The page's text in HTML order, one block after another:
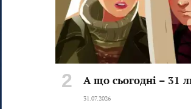
А що сьогодні – 31
31.07.2026